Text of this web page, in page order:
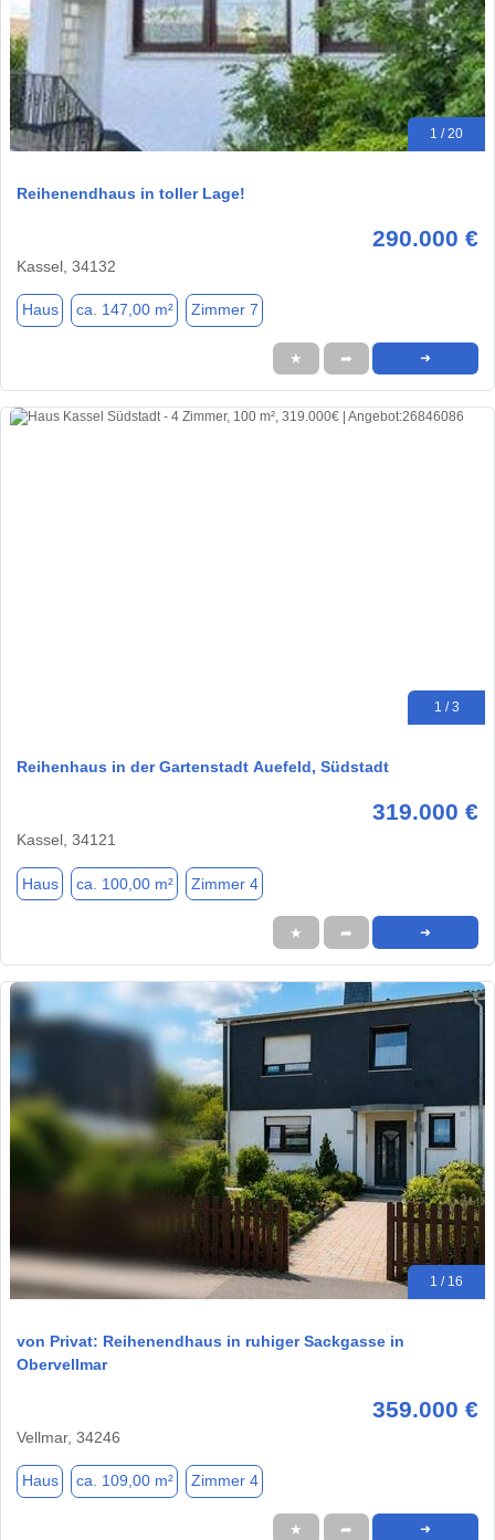
1 / 20
Reihenendhaus in toller Lage!
290.000 €
Kassel, 34132
Haus ca. 147,00 m² Zimmer 7
★ ➦ ➜
1 / 3
Reihenhaus in der Gartenstadt Auefeld, Südstadt
319.000 €
Kassel, 34121
Haus ca. 100,00 m² Zimmer 4
★ ➦ ➜
1 / 16
von Privat: Reihenendhaus in ruhiger Sackgasse in
Obervellmar
359.000 €
Vellmar, 34246
Haus ca. 109,00 m² Zimmer 4
★ ➦ ➜